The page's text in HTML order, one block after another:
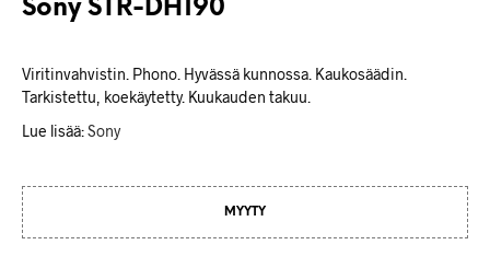
Sony STR-DH190
Viritinvahvistin. Phono. Hyvässä kunnossa. Kaukosäädin.
Tarkistettu, koekäytetty. Kuukauden takuu.
Lue lisää:Sony
MYYTY